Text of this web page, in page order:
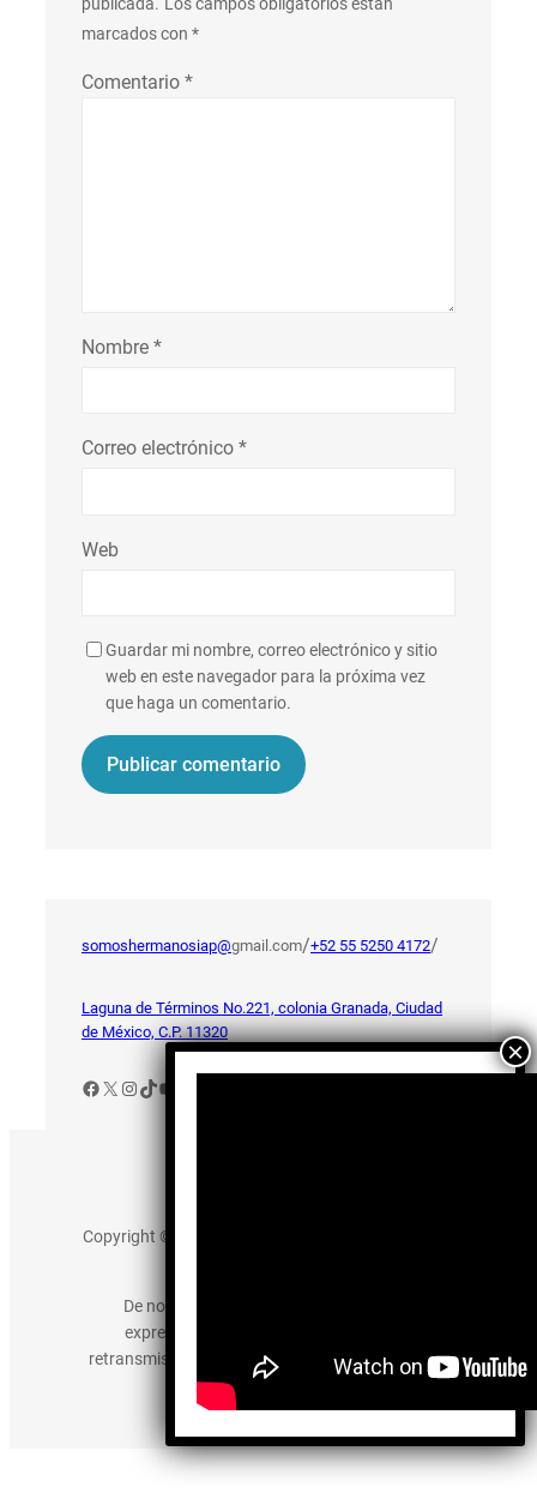
marcados con *
Comentario *
Nombre *
Correo electrónico *
Web
Guardar mi nombre, correo electrónico y sitio
web en este navegador para la próxima vez
que haga un comentario.
somoshermanosiap@gmail.com/+52 55 5250 4172/
Laguna de Términos No.221, colonia Granada, Ciudad
de México, C.P. 11320
Facebook
X Instagram
TikTok
YouTube
Copyright © 2025 somos-hermanos.mx. Todos los
De no existir previa autorización, queda
expresamente prohibida la publicación,
retransmisión, edición y cualquier otro uso de los
contenidos.